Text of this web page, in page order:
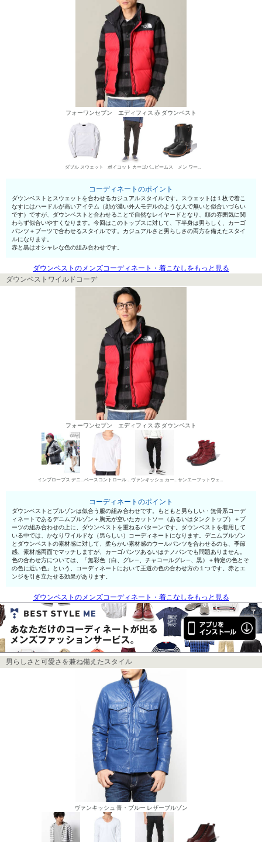
フォーワンセブン エディフィス 赤 ダウンベスト
ダブル スウェット ボイコット カーゴパンツ ビームス メン ワークブーツ
コーディネートのポイント
ダウンベストとスウェットを合わせるカジュアルスタイルです。スウェットは１枚で着こ
なすにはハードルが高いアイテム（顔が濃い外人モデルのような人で無いと似合いづらい
です）ですが、ダウンベストと合わせることで自然なレイヤードとなり、顔の雰囲気に関
わらず似合いやすくなります。今回はこのトップスに対して、下半身は男らしく、カーゴ
パンツ＋ブーツで合わせるスタイルです。カジュアルさと男らしさの両方を備えたスタイ
ルになります。
赤と黒はオシャレな色の組み合わせです。
ダウンベストのメンズコーディネート・着こなしをもっと見る
ダウンベストワイルドコーデ
フォーワンセブン エディフィス 赤 ダウンベスト
インプローブス デニムブルゾン・Gジャン ベースコントロール UネックTシャツ ヴァンキッシュ カーゴパンツ サンエーフットウェア エンジニア・ペコスブーツ
コーディネートのポイント
ダウンベストとブルゾンは似合う服の組み合わせです。もともと男らしい・無骨系コーデ
ィネートであるデニムブルゾン＋胸元が空いたカットソー（あるいはタンクトップ）＋ブ
ーツの組み合わせの上に、ダウンベストを重ねるパターンです。ダウンベストを着用して
いる中では、かなりワイルドな（男らしい）コーディネートになります。デニムブルゾン
とダウンベストの素材感に対して、柔らかい素材感のウールパンツを合わせるのも、季節
感、素材感両面でマッチしますが、カーゴパンツあるいはチノパンでも問題ありません。
色の合わせ方については、「無彩色（白、グレ—、チャコールグレ—、黒）＋特定の色とそ
の色に近い色」という、コーディネートにおいて王道の色の合わせ方の１つです。赤とエ
ンジを引き立たせる効果があります。
ダウンベストのメンズコーディネート・着こなしをもっと見る
男らしさと可愛さを兼ね備えたスタイル
ヴァンキッシュ 青・ブルー レザーブルゾン